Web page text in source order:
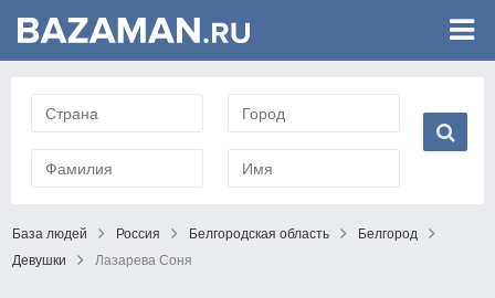
База людей Россия Белгородская область
Белгород
Девушки
Лазарева Соня